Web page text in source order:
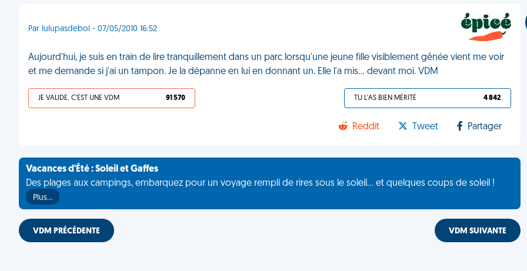
Par lulupasdebol - 07/05/2010 16:52
Aujourd'hui, je suis en train de lire tranquillement dans un parc lorsqu'une jeune fille visiblement gênée vient me voir
et me demande si j'ai un tampon. Je la dépanne en lui en donnant un. Elle l'a mis... devant moi. VDM
JE VALIDE, C'EST UNE VDM 91 570 TU L'AS BIEN MÉRITÉ 4 842
Reddit Tweet Partager
Vacances d'Été : Soleil et Gaffes
Des plages aux campings, embarquez pour un voyage rempli de rires sous le soleil... et quelques coups de soleil !
Plus…
VDM PRÉCÉDENTE VDM SUIVANTE